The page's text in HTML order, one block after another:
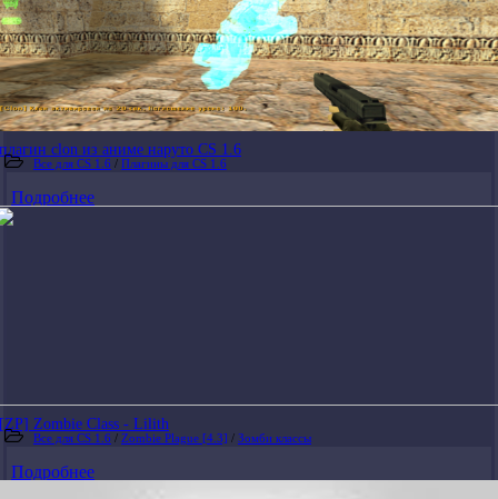
плагин clon из аниме наруто CS 1.6
Все для CS 1.6 / Плагины для CS 1.6
Подробнее
[ZP] Zombie Class - Lilith
Все для CS 1.6 / Zombie Plague [4.3] / Зомби классы
Подробнее